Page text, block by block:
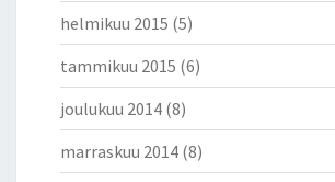
helmikuu 2015 (5)
tammikuu 2015 (6)
joulukuu 2014 (8)
marraskuu 2014 (8)